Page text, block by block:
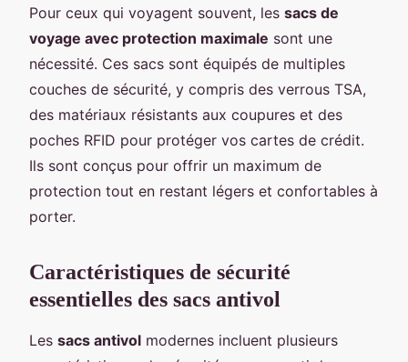
Pour ceux qui voyagent souvent, les sacs de
voyage avec protection maximale sont une
nécessité. Ces sacs sont équipés de multiples
couches de sécurité, y compris des verrous TSA,
des matériaux résistants aux coupures et des
poches RFID pour protéger vos cartes de crédit.
Ils sont conçus pour offrir un maximum de
protection tout en restant légers et confortables à
porter.
Caractéristiques de sécurité
essentielles des sacs antivol
Les sacs antivol modernes incluent plusieurs